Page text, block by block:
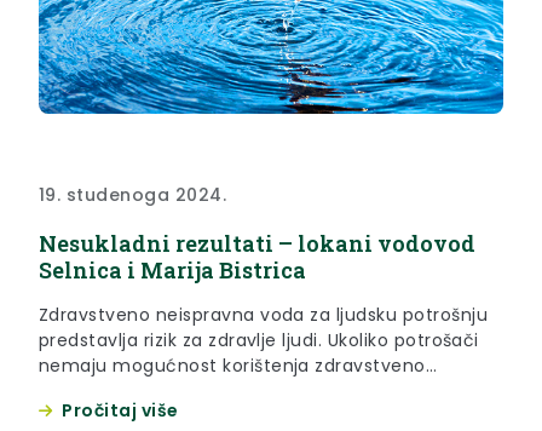
19. studenoga 2024.
Nesukladni rezultati – lokani vodovod
Selnica i Marija Bistrica
Zdravstveno neispravna voda za ljudsku potrošnju
predstavlja rizik za zdravlje ljudi. Ukoliko potrošači
nemaju mogućnost korištenja zdravstveno
preporuča se mjera prokuhavanja vode prije
Pročitaj više